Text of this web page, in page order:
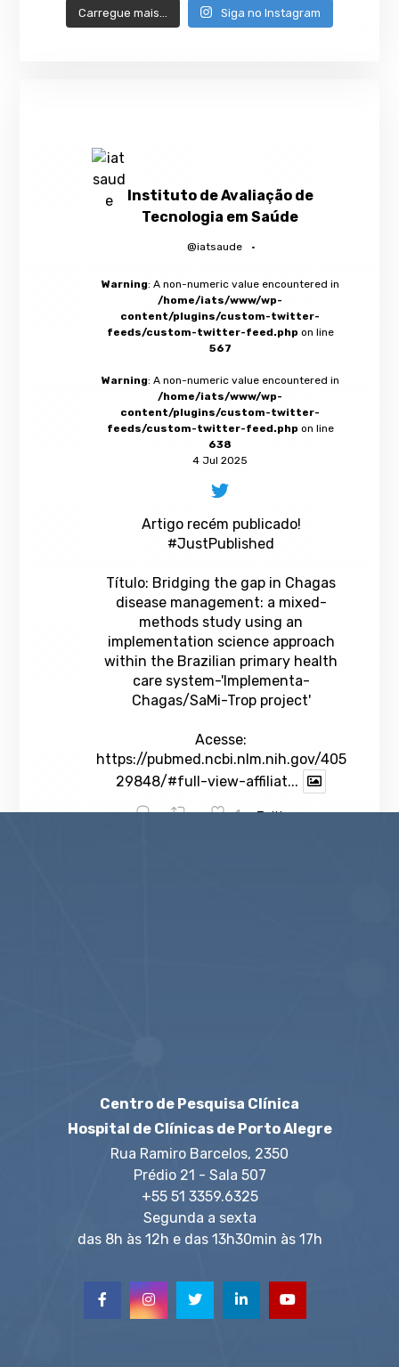
Carregue mais… Siga no Instagram
Instituto de Avaliação de
Tecnologia em Saúde
@iatsaude ·
Warning: A non-numeric value encountered in
/home/iats/www/wp-
content/plugins/custom-twitter-
feeds/custom-twitter-feed.php on line
567
Warning: A non-numeric value encountered in
/home/iats/www/wp-
content/plugins/custom-twitter-
feeds/custom-twitter-feed.php on line
638
4 Jul 2025
Artigo recém publicado!
#JustPublished
Título: Bridging the gap in Chagas
disease management: a mixed-
methods study using an
implementation science approach
within the Brazilian primary health
care system-'Implementa-
Chagas/SaMi-Trop project'
Acesse:
https://pubmed.ncbi.nlm.nih.gov/405
29848/#full-view-affiliat...
1 Twitter
Centro de Pesquisa Clínica
Hospital de Clínicas de Porto Alegre
Rua Ramiro Barcelos, 2350
Prédio 21 - Sala 507
+55 51 3359.6325
Segunda a sexta
das 8h às 12h e das 13h30min às 17h